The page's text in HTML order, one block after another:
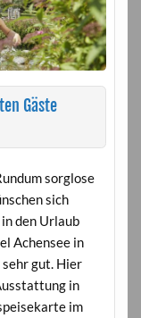
Gäste
sorglose
sich
den Urlaub
Achensee in
gut. Hier
in
im